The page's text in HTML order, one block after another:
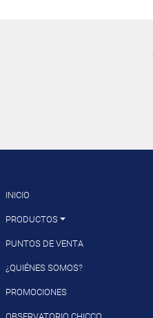
INICIO
PRODUCTOS
PUNTOS DE VENTA
¿QUIÉNES SOMOS?
PROMOCIONES